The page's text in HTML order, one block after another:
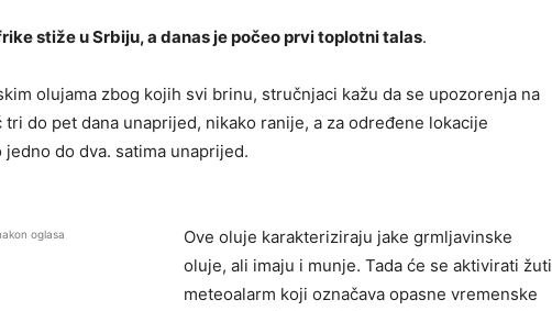
stiže u Srbiju, a danas je počeo prvi toplotni talas.
olujama zbog kojih svi brinu, stručnjaci kažu da se upozorenja na
do pet dana unaprijed, nikako ranije, a za određene lokacije
do dva. satima unaprijed.
oglasa
Ove oluje karakteriziraju jake grmljavinske
oluje, ali imaju i munje. Tada će se aktivirati žuti
meteoalarm koji označava opasne vremenske